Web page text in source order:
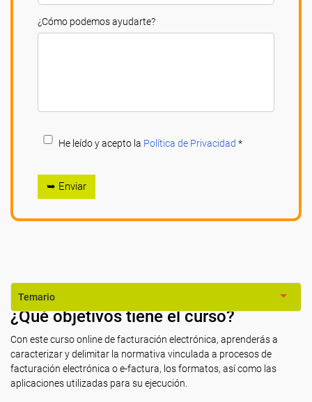
¿Cómo podemos ayudarte?
He leído y acepto la Política de Privacidad *
➥ Enviar
Temario
¿Qué objetivos tiene el curso?
Con este curso online de facturación electrónica, aprenderás a
caracterizar y delimitar la normativa vinculada a procesos de
facturación electrónica o e-factura, los formatos, así como las
aplicaciones utilizadas para su ejecución.